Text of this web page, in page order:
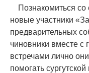
Познакомиться со
новые участники «
предварительных
чиновники вместе с
встречами лично
помогать